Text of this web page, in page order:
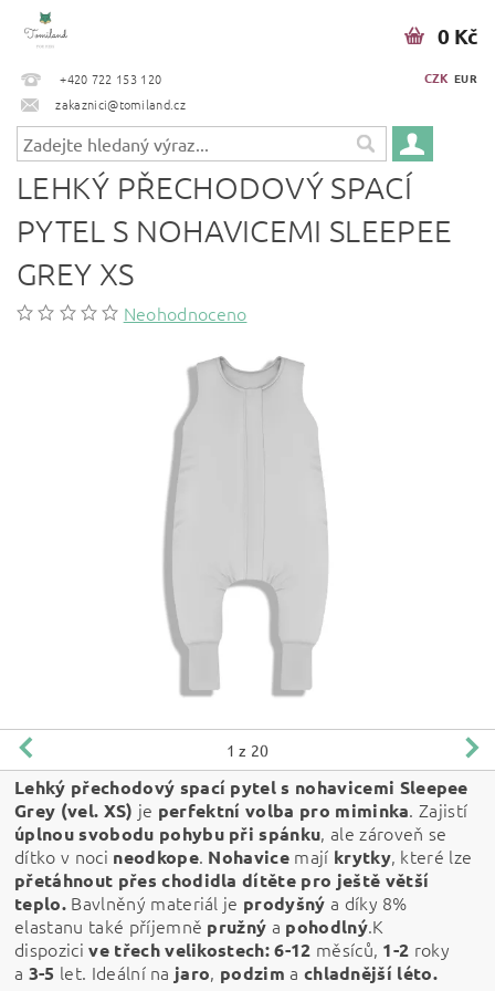
+420 722 153 120
zakaznici@tomiland.cz
CZK EUR
0 Kč
LEHKÝ PŘECHODOVÝ SPACÍ
PYTEL S NOHAVICEMI SLEEPEE
GREY XS
Neohodnoceno
1 z 20
Lehký přechodový spací pytel s nohavicemi Sleepee
Grey (vel. XS) je perfektní volba pro miminka. Zajistí
úplnou svobodu pohybu při spánku, ale zároveň se
dítko v noci neodkope. Nohavice mají krytky, které lze
přetáhnout přes chodidla dítěte pro ještě větší
teplo. Bavlněný materiál je prodyšný a díky 8%
elastanu také příjemně pružný a pohodlný.K
dispozicive třech velikostech: 6-12 měsíců, 1-2 roky
a 3-5 let. Ideální na jaro, podzim a chladnější léto.